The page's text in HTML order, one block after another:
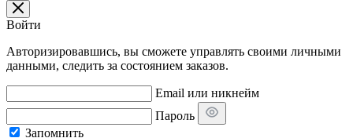
Войти
Авторизировавшись, вы сможете управлять своими личными
данными, следить за состоянием заказов.
Email или никнейм
Пароль
Запомнить